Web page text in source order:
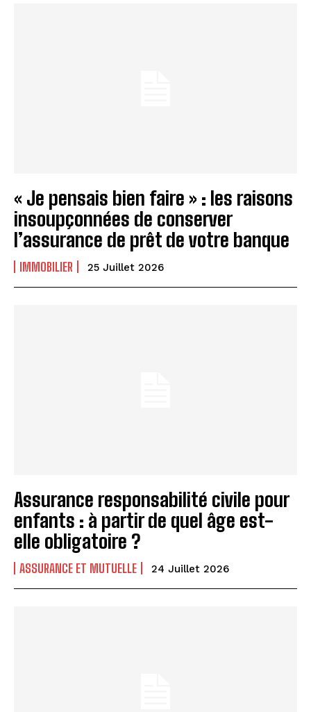
« Je pensais bien faire » : les raisons
insoupçonnées de conserver
l’assurance de prêt de votre banque
IMMOBILIER 25 Juillet 2026
Assurance responsabilité civile pour
enfants : à partir de quel âge est-
elle obligatoire ?
ASSURANCE ET MUTUELLE 24 Juillet 2026